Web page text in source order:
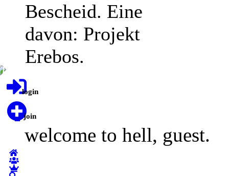
Bescheid. Eine
davon: Projekt
Erebos.
login
join
welcome to hell, guest.